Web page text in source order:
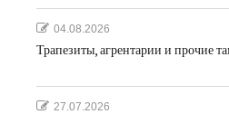
04.08.2026
Трапезиты, агрентарии и прочие
27.07.2026